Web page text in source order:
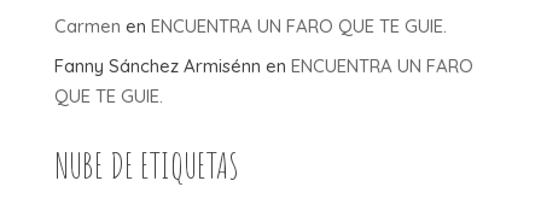
Carmen en ENCUENTRA UN FARO QUE TE GUIE.
Fanny Sánchez Armisénn en ENCUENTRA UN FARO
QUE TE GUIE.
NUBE DE ETIQUETAS